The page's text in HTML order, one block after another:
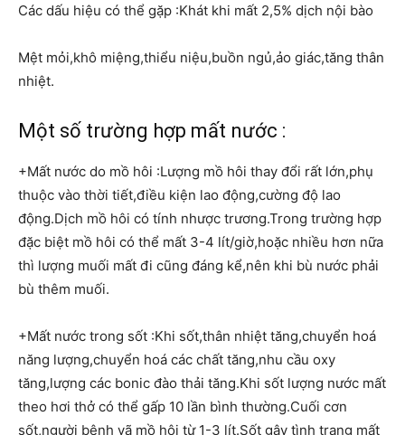
Các dấu hiệu có thể gặp :Khát khi mất 2,5% dịch nội bào
Mệt mỏi,khô miệng,thiểu niệu,buồn ngủ,ảo giác,tăng thân
nhiệt.
Một số trường hợp mất nước :
+Mất nước do mồ hôi :Lượng mồ hôi thay đổi rất lớn,phụ
thuộc vào thời tiết,điều kiện lao động,cường độ lao
động.Dịch mồ hôi có tính nhược trương.Trong trường hợp
đặc biệt mồ hôi có thể mất 3-4 lít/giờ,hoặc nhiều hơn nữa
thì lượng muối mất đi cũng đáng kể,nên khi bù nước phải
bù thêm muối.
+Mất nước trong sốt :Khi sốt,thân nhiệt tăng,chuyển hoá
năng lượng,chuyển hoá các chất tăng,nhu cầu oxy
tăng,lượng các bonic đào thải tăng.Khi sốt lượng nước mất
theo hơi thở có thể gấp 10 lần bình thường.Cuối cơn
sốt,người bệnh vã mồ hôi từ 1-3 lít.Sốt gây tình trạng mất